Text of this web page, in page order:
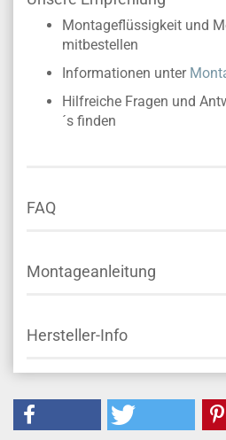
Montageflüssigkeit und
mitbestellen
Informationen unter
Hilfreiche Fragen und
´s finden
FAQ
Montageanleitung
Hersteller-Info